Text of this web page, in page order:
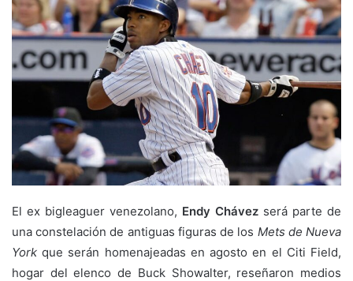
El ex bigleaguer venezolano, Endy Chávez será parte de
una constelación de antiguas figuras de los Mets de Nueva
York que serán homenajeadas en agosto en el Citi Field,
hogar del elenco de Buck Showalter, reseñaron medios